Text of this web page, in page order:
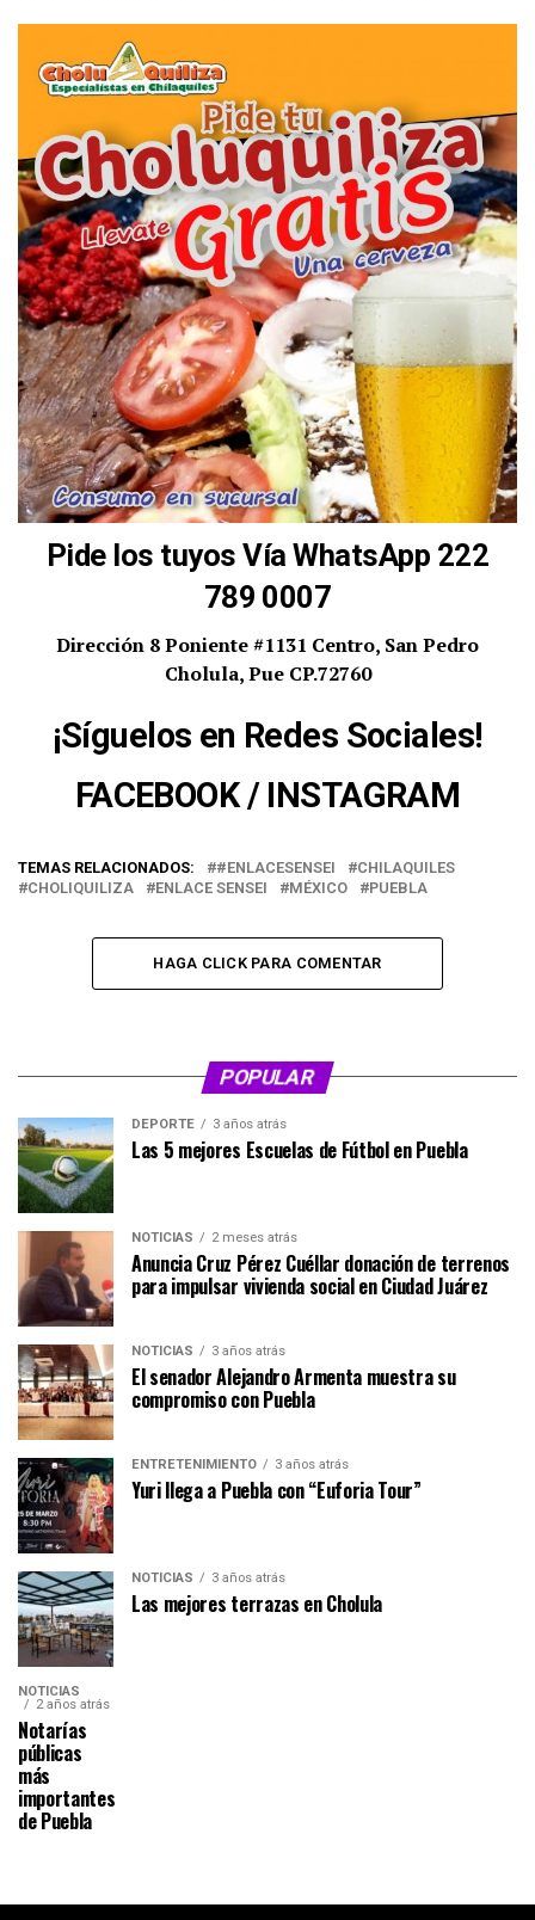
Pide los tuyos Vía WhatsApp 222
789 0007
Dirección 8 Poniente #1131 Centro, San Pedro
Cholula, Pue CP.72760
¡Síguelos en Redes Sociales!
FACEBOOK/INSTAGRAM
TEMAS RELACIONADOS: #ENLACESENSEI
CHILAQUILES
CHOLIQUILIZA
ENLACE SENSEI MÉXICO PUEBLA
HAGA CLICK PARA COMENTAR
POPULAR
DEPORTE 3 años atrás
Las 5 mejores Escuelas de Fútbol en Puebla
NOTICIAS 2 meses atrás
Anuncia Cruz Pérez Cuéllar donación de terrenos
para impulsar vivienda social en Ciudad Juárez
NOTICIAS 3 años atrás
El senador Alejandro Armenta muestra su
compromiso con Puebla
ENTRETENIMIENTO 3 años atrás
Yuri llega a Puebla con “Euforia Tour”
NOTICIAS 3 años atrás
Las mejores terrazas en Cholula
NOTICIAS
2 años atrás
Notarías
públicas
más
importantes
de Puebla